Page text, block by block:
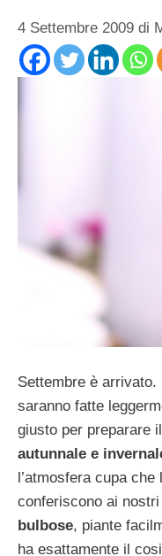
4 Settembre 2009 di
Settembre è arrivato.
saranno fatte
giusto per preparare
autunnale e
l’atmosfera cupa
conferiscono ai
bulbose, piante
ha esattamente il